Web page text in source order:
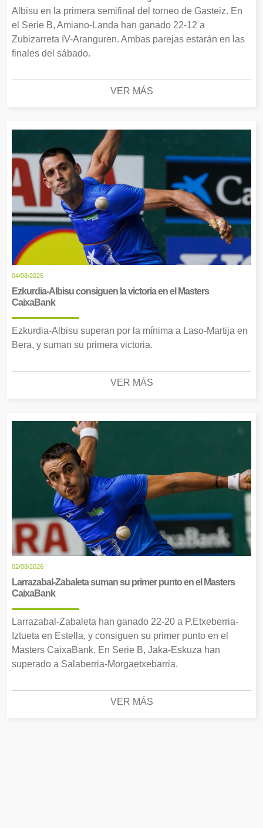
Albisu en la primera semifinal del torneo de Gasteiz. En
el Serie B, Amiano-Landa han ganado 22-12 a
Zubizarreta IV-Aranguren. Ambas parejas estarán en las
finales del sábado.
VER MÁS
04/08/2026
Ezkurdia-Albisu consiguen la victoria en el Masters
CaixaBank
Ezkurdia-Albisu superan por la mínima a Laso-Martija en
Bera, y suman su primera victoria.
VER MÁS
02/08/2026
Larrazabal-Zabaleta suman su primer punto en el Masters
CaixaBank
Larrazabal-Zabaleta han ganado 22-20 a P.Etxeberria-
Iztueta en Estella, y consiguen su primer punto en el
Masters CaixaBank. En Serie B, Jaka-Eskuza han
superado a Salaberria-Morgaetxebarria.
VER MÁS